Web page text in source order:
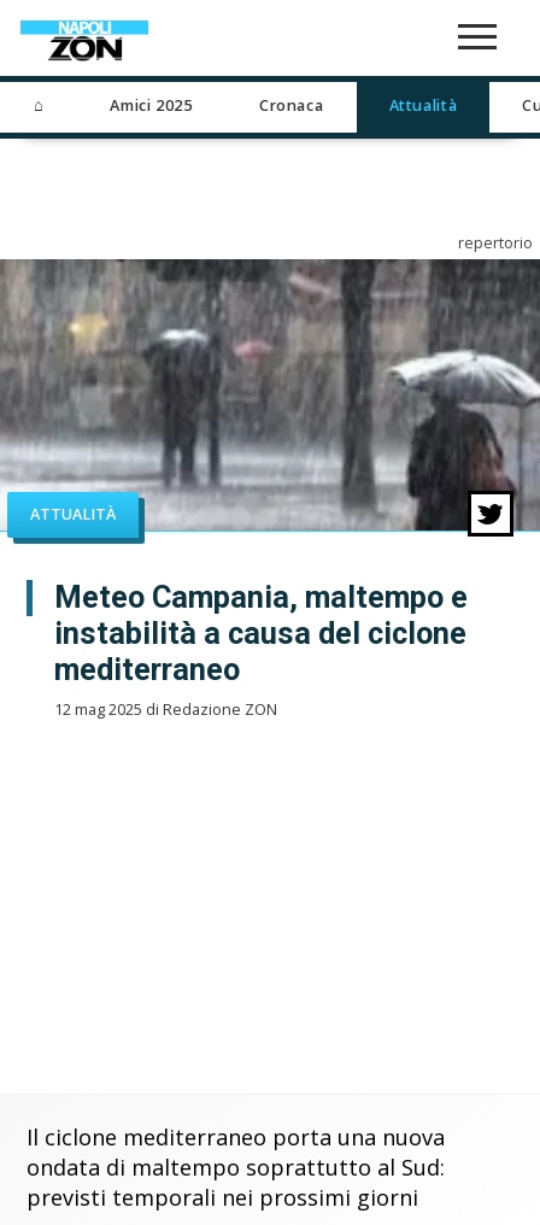
⌂ Amici 2025 Cronaca Attualità
repertorio
ATTUALITÀ
Meteo Campania, maltempo e
instabilità a causa del ciclone
mediterraneo
12 mag 2025 di Redazione ZON
Il ciclone mediterraneo porta una nuova
ondata di maltempo soprattutto al Sud:
previsti temporali nei prossimi giorni